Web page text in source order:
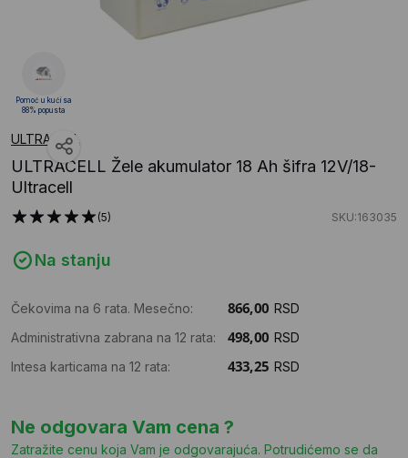
ULTRACELL
ULTRACELL Žele akumulator 18 Ah šifra 12V/18-
Ultracell
(5) SKU:163035
Na stanju
Čekovima na 6 rata. Mesečno:
RSD
Administrativna zabrana na 12 rata:
RSD
Intesa karticama na 12 rata:
RSD
Ne odgovara Vam cena ?
Zatražite cenu koja Vam je odgovarajuća. Potrudićemo se da
Pomoć u kući sa
88% popusta